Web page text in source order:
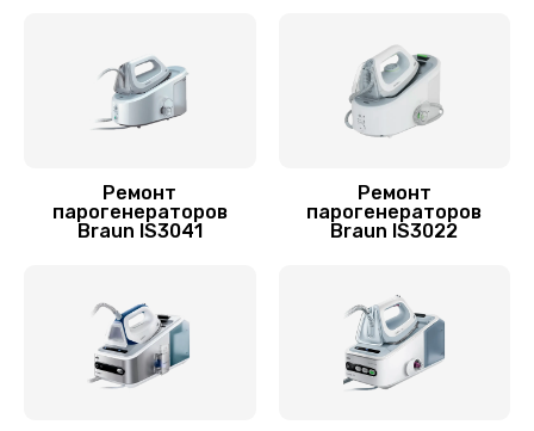
Ремонт
парогенераторов
Braun IS3041
Ремонт
парогенераторов
Braun IS3022